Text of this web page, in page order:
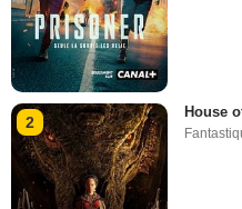
2
House